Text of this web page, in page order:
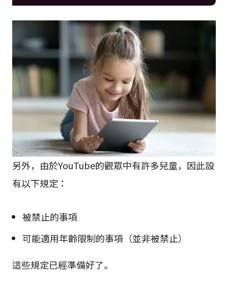
另外，由於YouTube的觀眾中有許多兒童，因此設
有以下規定：
被禁止的事項
可能適用年齡限制的事項（並非被禁止）
這些規定已經準備好了。